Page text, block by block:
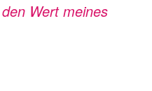
Wert meines